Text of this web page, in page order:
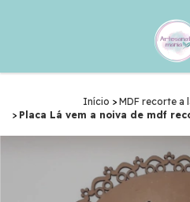
Início > MDF recorte a
> Placa Lá vem a noiva de mdf